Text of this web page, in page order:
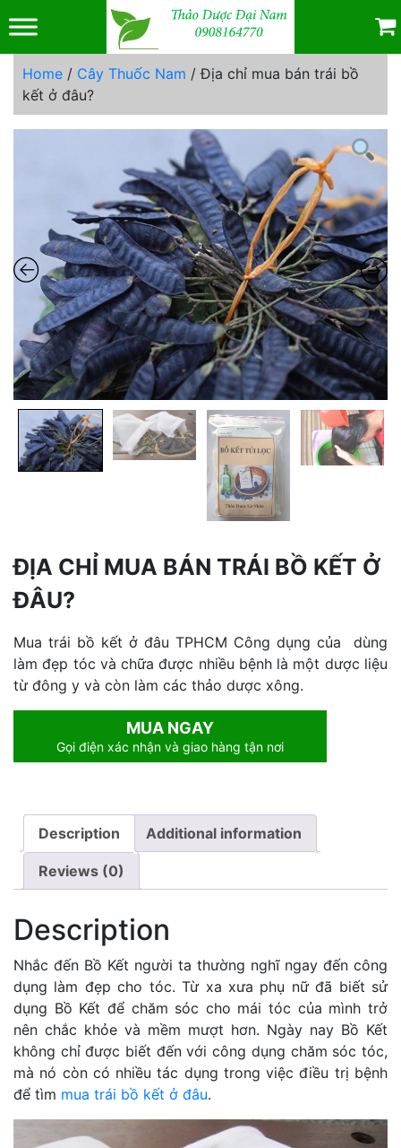
to
content
Home / Cây Thuốc Nam / Địa chỉ mua bán trái bồ
kết ở đâu?
ĐỊA CHỈ MUA BÁN TRÁI BỒ KẾT Ở
ĐÂU?
Mua trái bồ kết ở đâu TPHCM Công dụng của dùng
làm đẹp tóc và chữa được nhiều bệnh là một dược liệu
từ đông y và còn làm các thảo dược xông.
MUA NGAY
Gọi điện xác nhận và giao hàng tận nơi
Description Additional information
Reviews (0)
Description
Nhắc đến Bồ Kết người ta thường nghĩ ngay đến công
dụng làm đẹp cho tóc. Từ xa xưa phụ nữ đã biết sử
dụng Bồ Kết để chăm sóc cho mái tóc của mình trở
nên chắc khỏe và mềm mượt hơn. Ngày nay Bồ Kết
không chỉ được biết đến với công dụng chăm sóc tóc,
mà nó còn có nhiều tác dụng trong việc điều trị bệnh
để tìm mua trái bồ kết ở đâu.